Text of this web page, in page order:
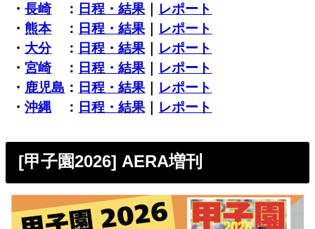
・長崎： 日程・結果
レポート
・ 熊本： 日程・結果
レポート
・ 大分： 日程・結果
レポート
・宮崎： 日程・結果
レポート
・ 鹿児島 ： 日程・結果
レポート
・沖縄 ： 日程・結果 レポート
[甲子園2026] AERA増刊